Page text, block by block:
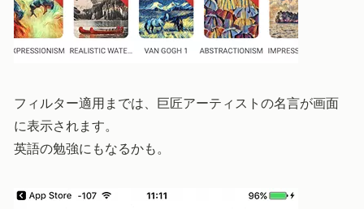
フィルター適用までは、巨匠アーティストの名言が画面
に表示されます。
英語の勉強にもなるかも。